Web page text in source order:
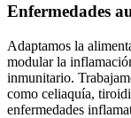
Enfermedades
Adaptamos la
modular la
inmunitario.
como celiaquía,
enfermedades